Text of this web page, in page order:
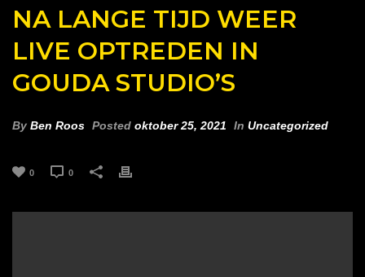
NA LANGE TIJD WEER
LIVE OPTREDEN IN
GOUDA STUDIO’S
By Ben Roos Posted oktober 25, 2021 In Uncategorized
0 0